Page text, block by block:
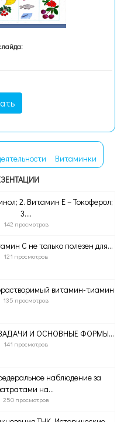
Витаминки
2. Витамин Е – Токоферол;
3....
142 просмотров
С не только полезен для...
121 просмотров
витамин-тиамин
135 просмотров
И ОСНОВНЫЕ ФОРМЫ...
141 просмотров
наблюдение за
на...
250 просмотров